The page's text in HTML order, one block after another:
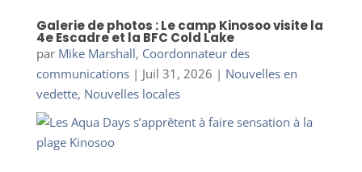
Galerie de photos : Le camp Kinosoo visite la
4e Escadre et la BFC Cold Lake
par Mike Marshall, Coordonnateur des
communications| Juil 31, 2026 | Nouvelles en
vedette, Nouvelles locales